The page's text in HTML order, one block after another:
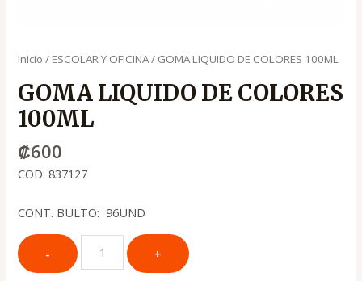
Inicio / ESCOLAR Y OFICINA/ GOMA LIQUIDO DE COLORES 100ML
GOMA LIQUIDO DE COLORES
100ML
₡600
COD: 837127
CONT. BULTO: 96UND